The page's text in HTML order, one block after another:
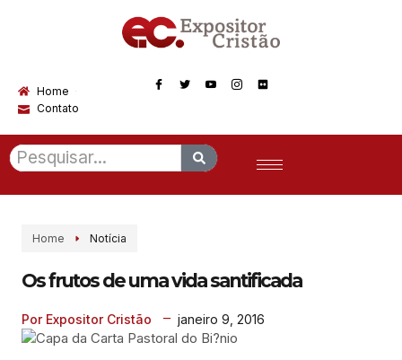
Home
Contato
Home Notícia
Os frutos de uma vida santificada
Por Expositor Cristão janeiro 9, 2016